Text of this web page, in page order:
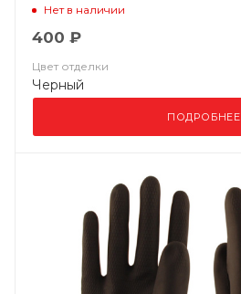
Нет в наличии
400 ₽
Цвет отделки
Черный
ПОДРОБНЕЕ